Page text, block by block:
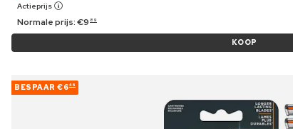
Actieprijs
Normale prijs:€9 89
KOOP
BESPAAR €646